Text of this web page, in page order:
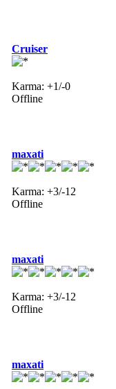
Cruiser
Karma: +1/-0
Offline
maxati
Karma: +3/-12
Offline
maxati
Karma: +3/-12
Offline
maxati